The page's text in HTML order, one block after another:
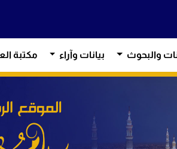
والبحوث بيانات وآراء مكتبة